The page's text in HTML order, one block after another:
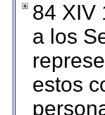
84 XIV
a los
estos